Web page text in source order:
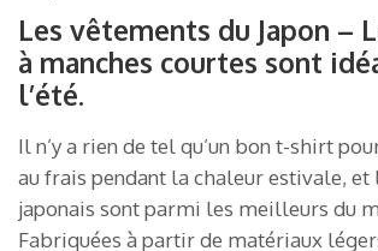
Les vêtements du Japon –
à manches courtes sont
l’été.
Il n’y a rien de tel qu’un bon t-shirt
au frais pendant la chaleur estivale,
japonais sont parmi les meilleurs du
Fabriquées à partir de matériaux